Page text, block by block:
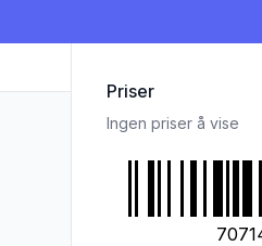
Priser
Ingen priser å vise